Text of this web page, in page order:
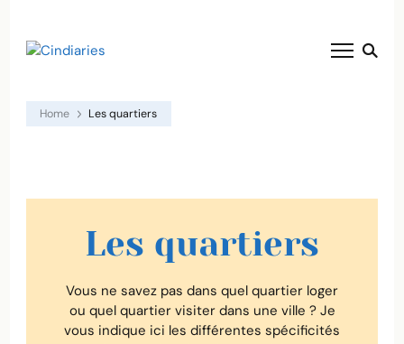
Home Les quartiers
Les quartiers
Vous ne savez pas dans quel quartier loger
ou quel quartier visiter dans une ville ? Je
vous indique ici les différentes spécificités